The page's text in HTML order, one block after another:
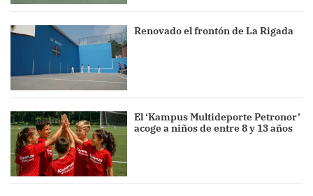
Renovado el frontón de La Rigada
El ‘Kampus Multideporte Petronor’
acoge a niños de entre 8 y 13 años